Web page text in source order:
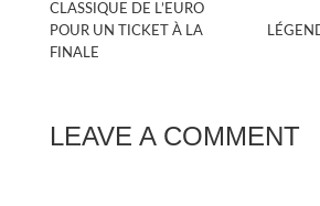
CLASSIQUE DE L’EURO
POUR UN TICKET À LA
FINALE
LEAVE A COMMENT